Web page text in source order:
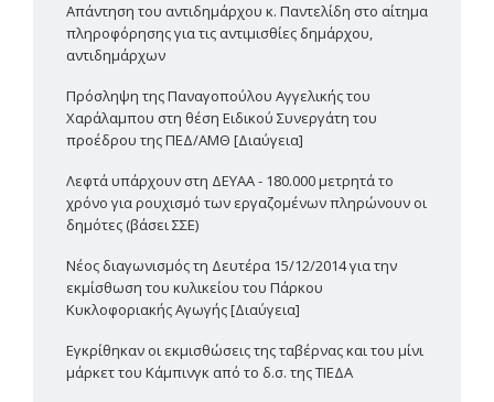
Απάντηση του αντιδημάρχου κ. Παντελίδη στο αίτημα
πληροφόρησης για τις αντιμισθίες δημάρχου,
αντιδημάρχων
Πρόσληψη της Παναγοπούλου Αγγελικής του
Χαράλαμπου στη θέση Ειδικού Συνεργάτη του
προέδρου της ΠΕΔ/ΑΜΘ [Διαύγεια]
Λεφτά υπάρχουν στη ΔΕΥΑΑ - 180.000 μετρητά το
χρόνο για ρουχισμό των εργαζομένων πληρώνουν οι
δημότες (βάσει ΣΣΕ)
Νέος διαγωνισμός τη Δευτέρα 15/12/2014 για την
εκμίσθωση του κυλικείου του Πάρκου
Κυκλοφοριακής Αγωγής [Διαύγεια]
Εγκρίθηκαν οι εκμισθώσεις της ταβέρνας και του μίνι
μάρκετ του Κάμπινγκ από το δ.σ. της ΤΙΕΔΑ